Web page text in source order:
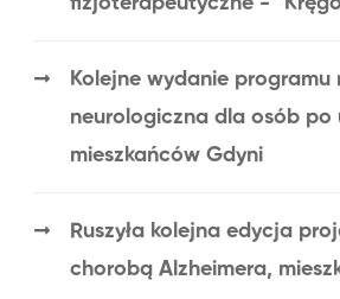
Kolejne wydanie
neurologiczna dla osób po
mieszkańców Gdyni
Ruszyła kolejna edycja
chorobą Alzheimera,